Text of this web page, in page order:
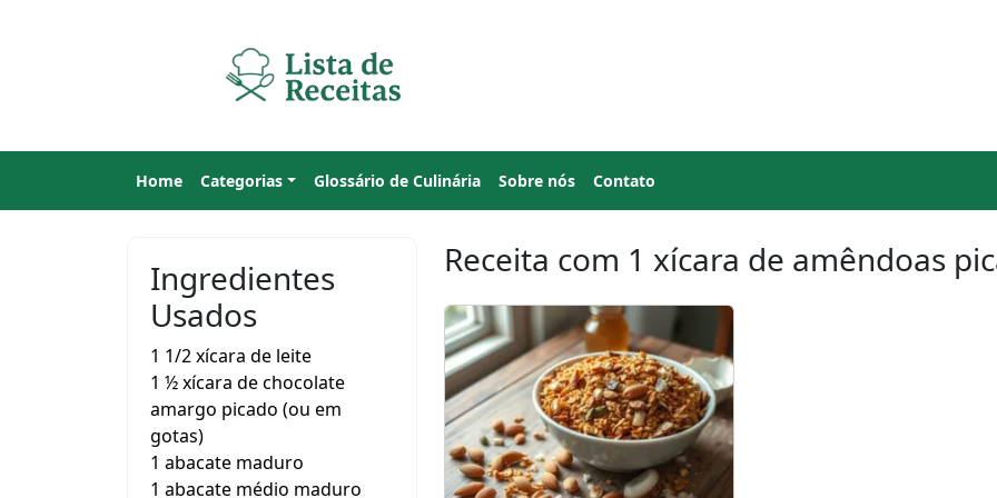
Home Categorias Glossário de Culinária Sobre nós Contato
Ingredientes
Usados
1 1/2 xícara de leite
1 ½ xícara de chocolate
amargo picado (ou em
gotas)
1 abacate maduro
1 abacate médio maduro
Receita com 1 xícara de amêndoas